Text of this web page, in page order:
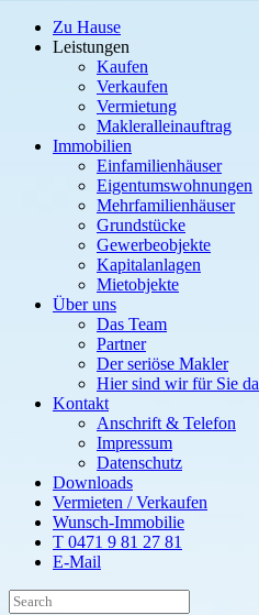
Zu Hause
Leistungen
Kaufen
Verkaufen
Vermietung
Makleralleinauftrag
Immobilien
Einfamilienhäuser
Eigentumswohnungen
Mehrfamilienhäuser
Grundstücke
Gewerbeobjekte
Kapitalanlagen
Mietobjekte
Über uns
Das Team
Partner
Der seriöse Makler
Hier sind wir für Sie da
Kontakt
Anschrift & Telefon
Impressum
Datenschutz
Downloads
Vermieten / Verkaufen
Wunsch-Immobilie
T 0471 9 81 27 81
E-Mail